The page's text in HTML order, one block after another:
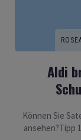
Aldi
Können Sie
ansehen?Tipp